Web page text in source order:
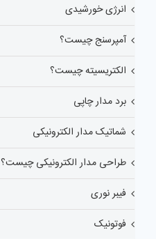
انرژی خورشیدی
آمپرسنج چیست؟
الکتریسیته چیست؟
برد مدار چاپی
شماتیک مدار الکترونیکی
طراحی مدار الکترونیکی چیست؟
فیبر نوری
فوتونیک